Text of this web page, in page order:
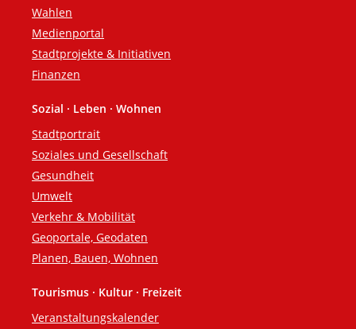
Wahlen
Medienportal
Stadtprojekte & Initiativen
Finanzen
Sozial · Leben · Wohnen
Stadtportrait
Soziales und Gesellschaft
Gesundheit
Umwelt
Verkehr & Mobilität
Geoportale, Geodaten
Planen, Bauen, Wohnen
Tourismus · Kultur · Freizeit
Veranstaltungskalender